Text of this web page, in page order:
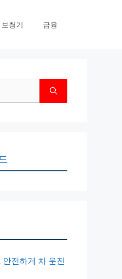
보청기 금융
전하게 차 운전